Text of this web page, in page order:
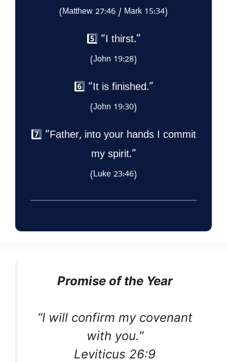
(Matthew 27:46 / Mark 15:34)
5️⃣ “I thirst.”
(John 19:28)
6️⃣ “It is finished.”
(John 19:30)
7️⃣ “Father, into your hands I commit
my spirit.”
(Luke 23:46)
Promise of the Year
“I will confirm my covenant
with you.”
Leviticus 26:9